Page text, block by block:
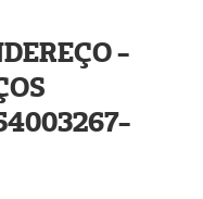
-